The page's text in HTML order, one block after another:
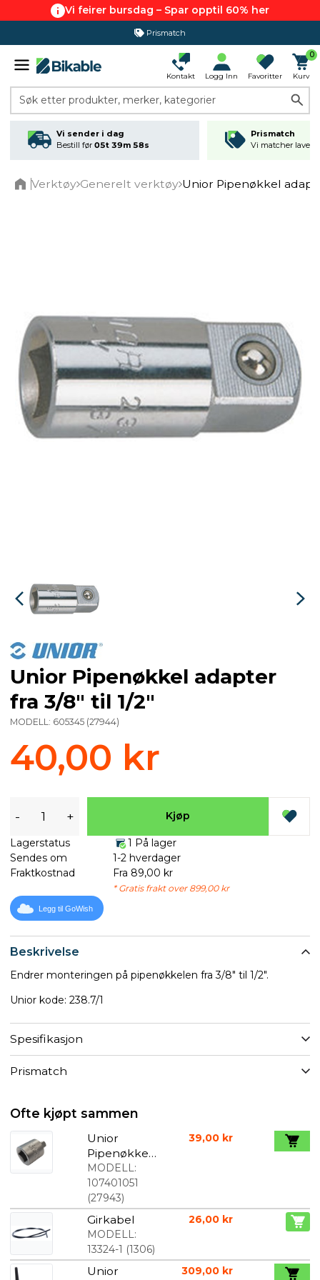
Vi feirer bursdag – Spar opptil 60% her
Prismatch
Kontakt Logg Inn Favoritter
0
Kurv
Søk etter produkter, merker, kategorier
Vi sender i dag
Bestill før 05t 39m 57s
Prismatch
Vi matcher
Verktøy Generelt verktøy Unior Pipenøkkel
Beskrivelse
Endrer monteringen på pipenøkkelen fra 3/8" til 1/2".
Unior kode: 238.7/1
Spesifikasjon
Prismatch
Unior Pipenøkkel adapter
fra 3/8" til 1/2"
MODELL: 605345 (27944)
40,00 kr
- + Kjøp
Lagerstatus
1 På lager
Sendes om
1-2 hverdager
Fraktkostnad
Fra 89,00 kr
* Gratis frakt over 899,00 kr
Legg til GoWish
Ofte kjøpt sammen
Unior
Pipenøkkel
adapter fra
3/8" til 1/4"
MODELL:
107401051
(27943)
39,00 kr
Girkabel
MODELL:
13324-1 (1306)
26,00 kr
Unior
309,00 kr